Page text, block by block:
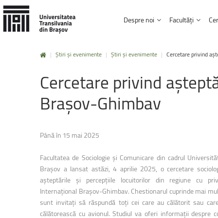
Despre noi
Carta universității, regulamente și hotărâri
Conducere și administrație
Afilieri și
Facultăți
Facultatea Design de produs și mediu
Facultatea de Inginerie electrică și
Facultatea de Design de mobilier și
Facultatea de Silvicultură și
Facultatea de Știinta și ingineria
Facultatea de Drept
Studii doctorale
Rezultatele cercetării
Click aici !
Practicăși voluntariat
Click aici !
| Știri și evenimente | Știri și evenimente | Cercetare privind
Cercetare privind
Brașov-Ghimbav
Până în 15 mai 2025
Facultatea de Sociologie și Comunicare din cadrul
Brașov a lansat astăzi, 4 aprilie 2025, o cercetare
așteptările și percepțiile locuitorilor din regiune cu
Internațional Brașov-Ghimbav. Chestionarul cuprinde mai
sunt invitați să răspundă toți cei care au călătorit sau
călătorească cu avionul. Studiul va oferi informații despre